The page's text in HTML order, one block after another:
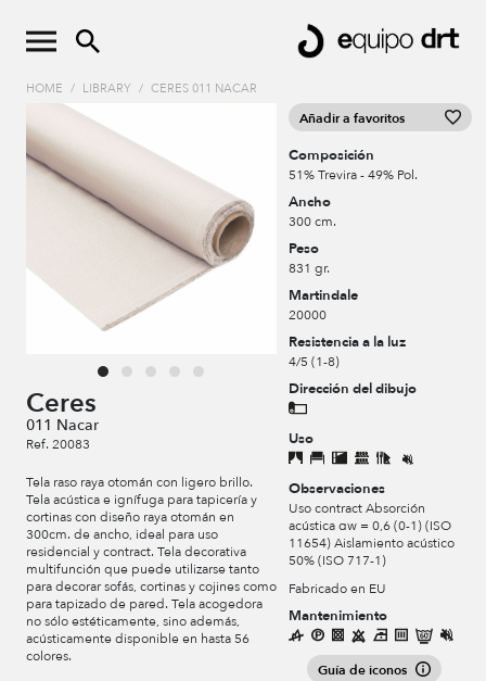
HOME / LIBRARY / CERES 011 NACAR
Ceres
011 Nacar
Ref. 20083
Tela raso raya otomán con ligero brillo.
Tela acústica e ignífuga para tapicería y
cortinas con diseño raya otomán en
300cm. de ancho, ideal para uso
residencial y contract. Tela decorativa
multifunción que puede utilizarse tanto
para decorar sofás, cortinas y cojines como
para tapizado de pared. Tela acogedora
no sólo estéticamente, sino además,
acústicamente disponible en hasta 56
colores.
Añadir a favoritos
Composición
51% Trevira - 49% Pol.
Ancho
300 cm.
Peso
831 gr.
Martindale
20000
Resistencia a la luz
4/5 (1-8)
Dirección del dibujo
Uso
Observaciones
Uso contract Absorción
acústica αw = 0,6 (0-1) (ISO
11654) Aislamiento acústico
50% (ISO 717-1)
Fabricado en EU
Mantenimiento
Guía de iconos